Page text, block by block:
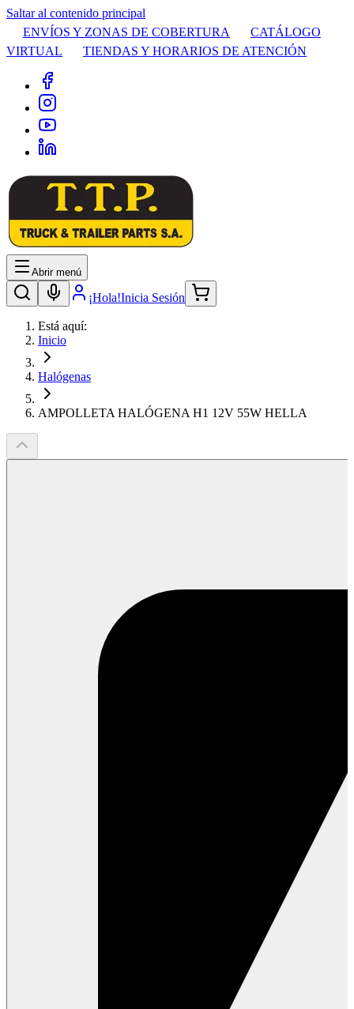
Saltar al contenido principal
ENVÍOS Y ZONAS DE COBERTURA
CATÁLOGO
VIRTUAL
TIENDAS Y HORARIOS DE ATENCIÓN
Abrir menú
¡Hola!Inicia Sesión
Está aquí:
Inicio
Halógenas
AMPOLLETA HALÓGENA H1 12V 55W HELLA